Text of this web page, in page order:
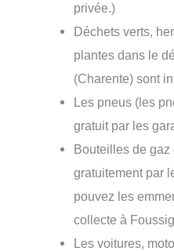
privée.)
Déchets verts,
plantes dans le
(Charente) sont
Les pneus (les
gratuit par les
Bouteilles de
gratuitement par
pouvez les
collecte à
Les voitures,